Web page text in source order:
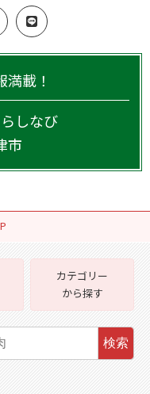
載！
しなび
市
カテゴリー
から探す
検索